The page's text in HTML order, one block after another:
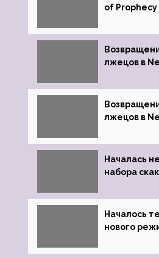
of
лжецов в
лжецов в
Началась
набора
Началось
нового
online